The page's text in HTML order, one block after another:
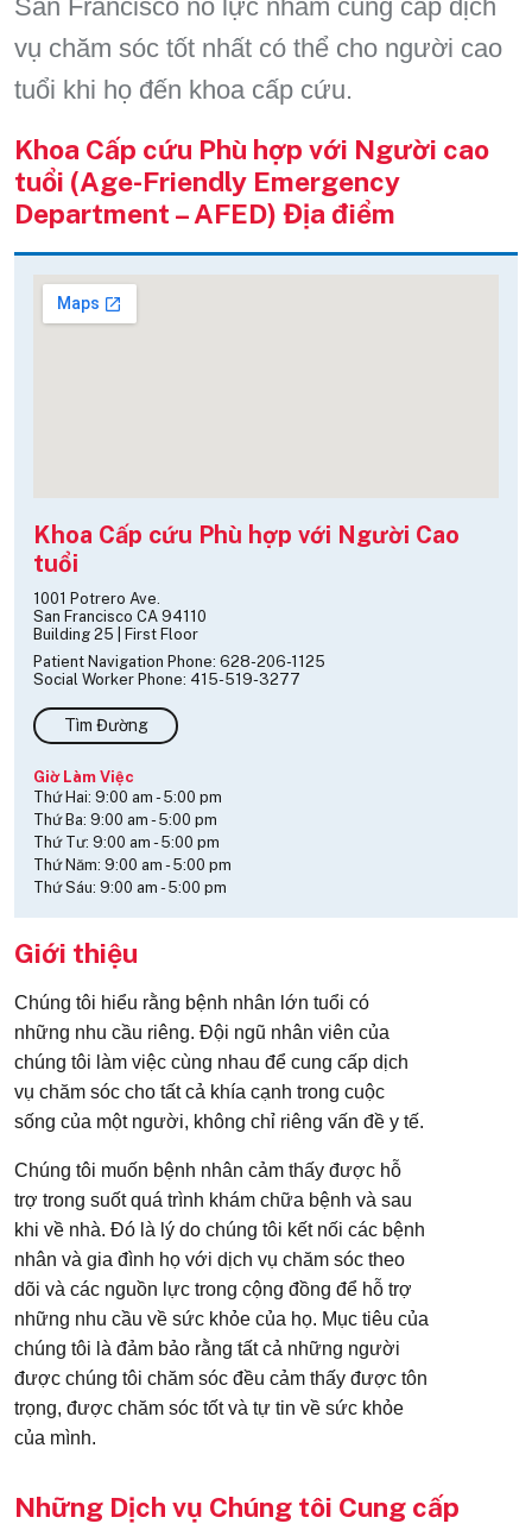
San Francisco nỗ lực nhằm cung cấp dịch
vụ chăm sóc tốt nhất có thể cho người cao
tuổi khi họ đến khoa cấp cứu.
Khoa Cấp cứu Phù hợp với Người cao
tuổi (Age-Friendly Emergency
Department – AFED) Địa điểm
Khoa Cấp cứu Phù hợp với Người Cao
tuổi
1001 Potrero Ave.
San Francisco CA 94110
Building 25 | First Floor
Patient Navigation Phone: 628-206-1125
Social Worker Phone: 415-519-3277
Tìm Đường
Giờ Làm Việc
Thứ Hai: 9:00 am - 5:00 pm
Thứ Ba: 9:00 am - 5:00 pm
Thứ Tư: 9:00 am - 5:00 pm
Thứ Năm: 9:00 am - 5:00 pm
Thứ Sáu: 9:00 am - 5:00 pm
Giới thiệu
Chúng tôi hiểu rằng bệnh nhân lớn tuổi có
những nhu cầu riêng. Đội ngũ nhân viên của
chúng tôi làm việc cùng nhau để cung cấp dịch
vụ chăm sóc cho tất cả khía cạnh trong cuộc
sống của một người, không chỉ riêng vấn đề y tế.
Chúng tôi muốn bệnh nhân cảm thấy được hỗ
trợ trong suốt quá trình khám chữa bệnh và sau
khi về nhà. Đó là lý do chúng tôi kết nối các bệnh
nhân và gia đình họ với dịch vụ chăm sóc theo
dõi và các nguồn lực trong cộng đồng để hỗ trợ
những nhu cầu về sức khỏe của họ. Mục tiêu của
chúng tôi là đảm bảo rằng tất cả những người
được chúng tôi chăm sóc đều cảm thấy được tôn
trọng, được chăm sóc tốt và tự tin về sức khỏe
của mình.
Những Dịch vụ Chúng tôi Cung cấp